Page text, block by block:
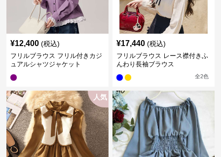
¥12,400 (税込)
フリルブラウス フリル付きカジ
ュアルシャツジャケット
¥17,440 (税込)
フリルブラウス レース襟付きふ
んわり長袖ブラウス
全2色
人気